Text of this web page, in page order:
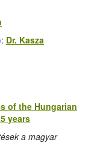
: Dr. Kasza
of the Hungarian
years
a magyar